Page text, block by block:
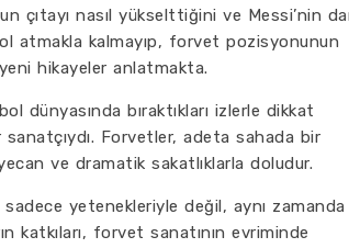
çıtayı nasıl yükselttiğini ve Messi’nin
atmakla kalmayıp, forvet pozisyonunun
hikayeler anlatmakta.
dünyasında bıraktıkları izlerle dikkat
Forvetler, adeta sahada bir
ve dramatik sakatlıklarla doludur.
yetenekleriyle değil, aynı zamanda
katkıları, forvet sanatının evriminde